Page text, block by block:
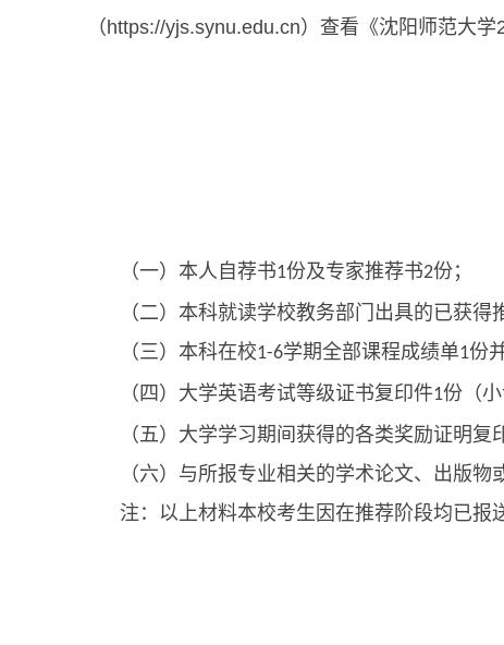
（https://yjs.synu.edu.cn）查看《沈阳师范大
（一）本人自荐书1份及专家推荐书2份；
（二）本科就读学校教务部门出具的已获
（三）本科在校1-6学期全部课程成绩单1份
（四）大学英语考试等级证书复印件1份（
（五）大学学习期间获得的各类奖励证明复
（六）与所报专业相关的学术论文、出版物
注：以上材料本校考生因在推荐阶段均已报